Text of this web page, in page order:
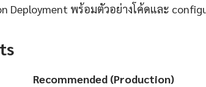
Deployment พร้อมตัวอย่างโค้ดและ
Recommended (Production)